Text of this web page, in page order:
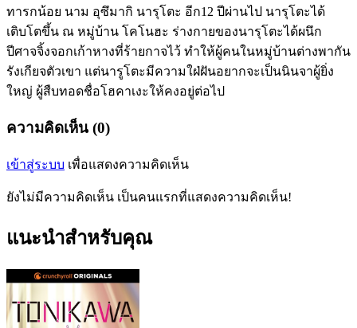
ทารกน้อย นาม อุซึมากิ นารุโตะ อีก12 ปีผ่านไป นารุโตะได้
เติบโตขึ้น ณ หมู่บ้าน โคโนฮะ ร่างกายของนารุโตะได้ผนึก
ปีศาจจิ้งจอกเก้าหางที่ร้ายกาจไว้ ทำให้ผู้คนในหมู่บ้านต่างพากัน
รังเกียจตัวเขา แต่นารูโตะมีความใฝ่ฝันอยากจะเป็นนินจาผู้ยิ่ง
ใหญ่ ผู้สืบทอดชื่อโฮคาเงะให้คงอยู่ต่อไป
ความคิดเห็น (0)
เข้าสู่ระบบ เพื่อแสดงความคิดเห็น
ยังไม่มีความคิดเห็น เป็นคนแรกที่แสดงความคิดเห็น!
แนะนำสำหรับคุณ